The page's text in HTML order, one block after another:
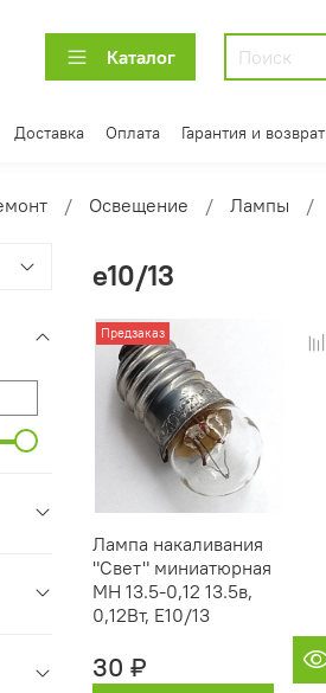
Каталог
Доставка Оплата Гарантия и возврат
Освещение Лампы
e10/13
Предзаказ
Лампа накаливания
"Свет" миниатюрная
МН 13.5-0,12 13.5в,
0,12Вт, Е10/13
30 ₽